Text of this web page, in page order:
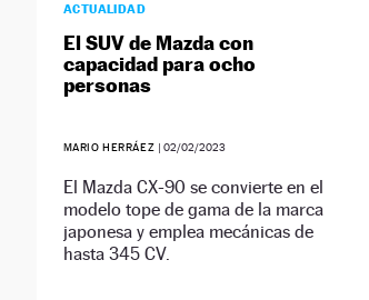
ACTUALIDAD
El SUV de Mazda con
capacidad para ocho
personas
MARIO HERRÁEZ | 02/02/2023
El Mazda CX-90 se convierte en el
modelo tope de gama de la marca
japonesa y emplea mecánicas de
hasta 345 CV.